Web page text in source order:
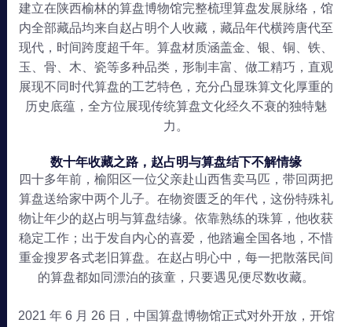
建立在陕西榆林的算盘博物馆完整梳理算盘发展脉络，馆
内全部藏品均来自赵占明个人收藏，藏品年代横跨唐代至
现代，时间跨度超千年。算盘材质涵盖金、银、铜、铁、
玉、骨、木、瓷等多种品类，形制丰富、做工精巧，直观
展现不同时代算盘的工艺特色，充分凸显珠算文化厚重的
历史底蕴，全方位展现传统算盘文化经久不衰的独特魅
力。
数十年收藏之路，赵占明与算盘结下不解情缘
四十多年前，榆阳区一位父亲赴山西售卖马匹，带回两把
算盘送给家中两个儿子。在物资匮乏的年代，这份特殊礼
物让年少的赵占明与算盘结缘。依靠熟练的珠算，他收获
稳定工作；出于发自内心的喜爱，他踏遍全国各地，不惜
重金搜罗各式老旧算盘。在赵占明心中，每一把散落民间
的算盘都如同漂泊的孩童，只要遇见便尽数收藏。
2021 年 6 月 26 日，中国算盘博物馆正式对外开放，开馆